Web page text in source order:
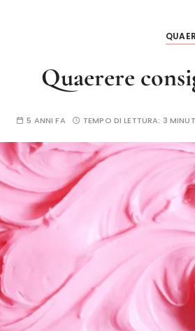
Quaerere
5 ANNI FA TEMPO DI LETTURA: 3